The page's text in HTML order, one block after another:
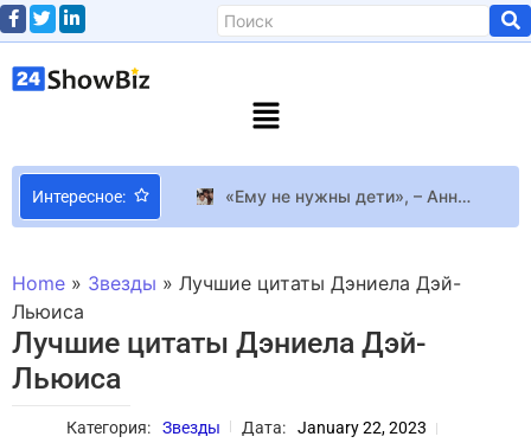
Интересное:
«Ему не нужны дети», – Анна Саливанчук рассказала, что бывший муж-нардеп не общается с сыновьями
Forbes опубликовал рейтинг самых богатых российских знаменитостей
Home » Звезды » Лучшие цитаты Дэниела Дэй-
Льюиса
Лучшие цитаты Дэниела Дэй-
Льюиса
Категория: Звезды Дата:
January 22, 2023